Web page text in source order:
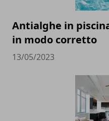
Antialghe in
in modo corretto
13/05/2023